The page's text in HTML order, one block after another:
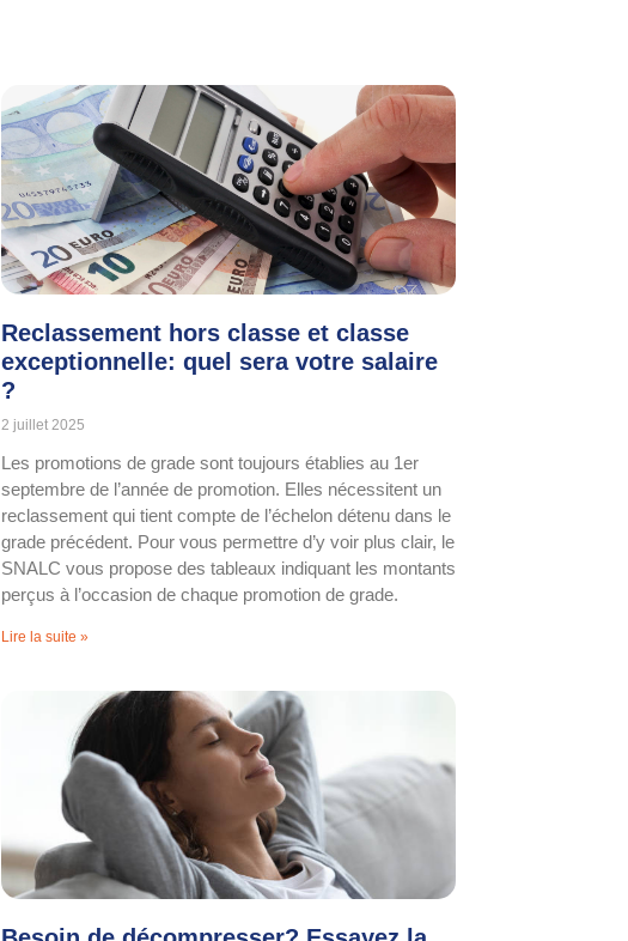
Reclassement hors classe et classe
exceptionnelle: quel sera votre salaire
?
2 juillet 2025
Les promotions de grade sont toujours établies au 1er
septembre de l’année de promotion. Elles nécessitent un
reclassement qui tient compte de l’échelon détenu dans le
grade précédent. Pour vous permettre d’y voir plus clair, le
SNALC vous propose des tableaux indiquant les montants
perçus à l’occasion de chaque promotion de grade.
Lire la suite »